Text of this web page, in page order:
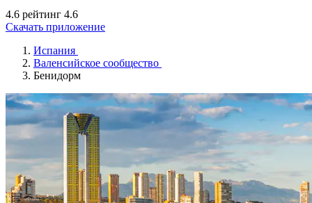
4.6 рейтинг 4.6
Скачать приложение
Испания
Валенсийское сообщество
Бенидорм